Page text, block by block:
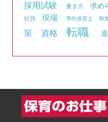
採用試験 書き方 求め
社員
現場 男性保育士 簡
策
資格 転職